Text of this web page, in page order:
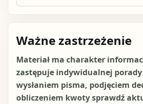
Ważne zastrzeżenie
Materiał ma charakter
zastępuje indywidualnej
wysłaniem pisma, podjęciem
obliczeniem kwoty sprawdź